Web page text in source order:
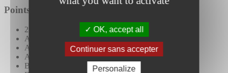
OK, accept all
Continuer sans accepter
Personalize
Points importants
2 entrées palières
Accès PMR
Alarme anti intrusions
Archives
Baie de Brassage